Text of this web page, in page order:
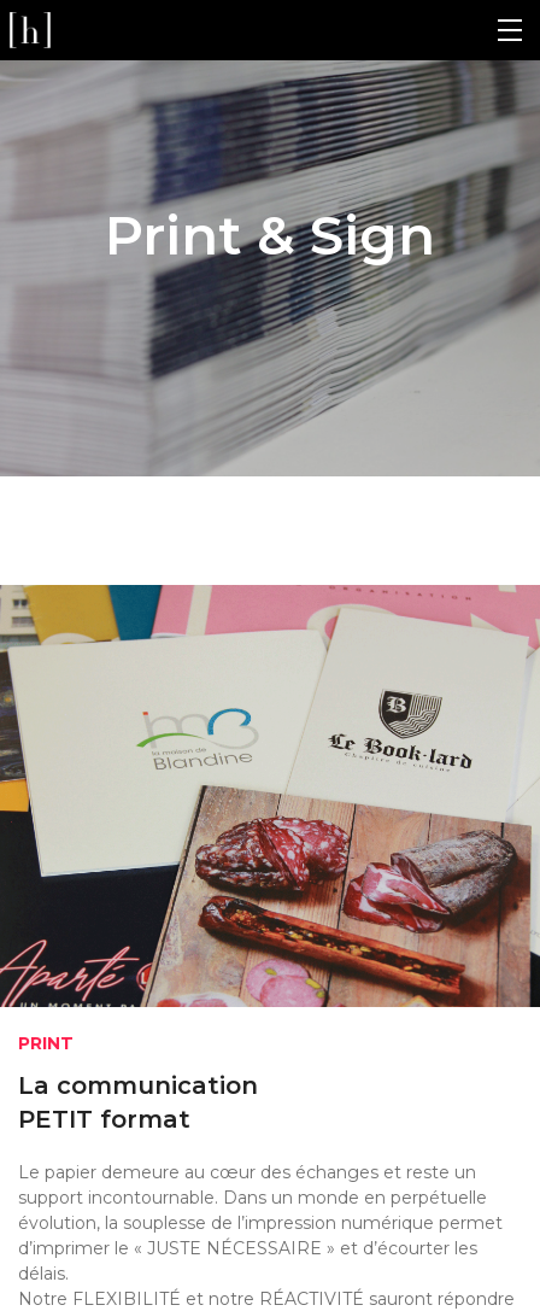
Print & Sign
PRINT
La communication
PETIT format
Le papier demeure au cœur des échanges et reste un
support incontournable. Dans un monde en perpétuelle
évolution, la souplesse de l’impression numérique permet
d’imprimer le « JUSTE NÉCESSAIRE » et d’écourter les
délais.
Notre FLEXIBILITÉ et notre RÉACTIVITÉ sauront répondre